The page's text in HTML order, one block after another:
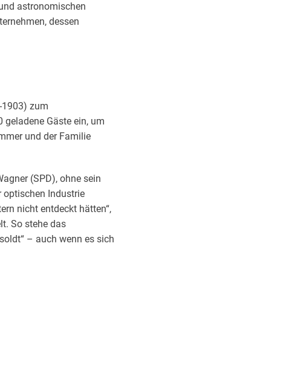
astronomischen
dessen
zum
Gäste ein, um
und der Familie
(SPD), ohne sein
optischen Industrie
nicht entdeckt hätten“,
So stehe das
– auch wenn es sich